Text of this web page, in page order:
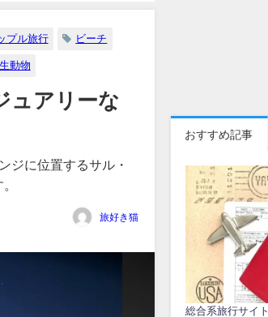
プル旅行 ビーチ
動物
ュアリーな
ジに位置するサル・
旅好き猫
おすすめ記事
総合系旅行サイ